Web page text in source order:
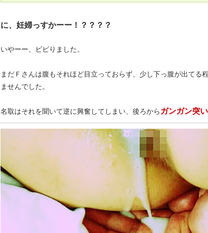
に、妊婦っすかーー！？？？？
いやーー、ビビりました。
まだＦさんは腹もそれほど目立っておらず、少し下っ腹が出てる
ませんでした。
名取はそれを聞いて逆に興奮してしまい、後ろから ガンガン突